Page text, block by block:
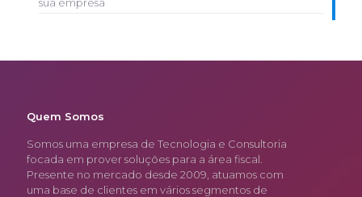
Quem Somos
Somos uma empresa de Tecnologia e Consultoria
focada em prover soluções para a área fiscal.
Presente no mercado desde 2009, atuamos com
uma base de clientes em vários segmentos de